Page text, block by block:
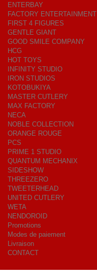
ENTERBAY
FACTORY ENTERTAINMENT
FIRST 4 FIGURES
GENTLE GIANT
GOOD SMILE COMPANY
HCG
HOT TOYS
INFINITY STUDIO
IRON STUDIOS
KOTOBUKIYA
MASTER CUTLERY
MAX FACTORY
NECA
NOBLE COLLECTION
ORANGE ROUGE
PCS
PRIME 1 STUDIO
QUANTUM MECHANIX
SIDESHOW
THREEZERO
TWEETERHEAD
UNITED CUTLERY
WETA
NENDOROID
Promotions
Modes de paiement
Livraison
CONTACT